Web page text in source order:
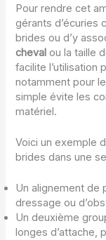
Pour rendre cet
gérants d’écuries
brides ou d’y
cheval ou la taille
facilite l’utilisation
notamment pour
simple évite les
matériel.
Voici un exemple
brides dans une
Un alignement de
dressage ou
Un deuxième
longes d’attache,